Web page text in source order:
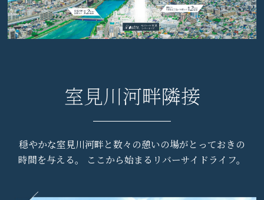
室見川河畔隣接
穏やかな室見川河畔と数々の憩いの場がとっておきの
時間を与える。
ここから始まるリバーサイドライフ。